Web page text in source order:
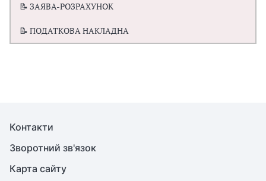
📝 ЗАЯВА-РОЗРАХУНОК
📝 ПОДАТКОВА НАКЛАДНА
Контакти
Зворотний зв'язок
Карта сайту